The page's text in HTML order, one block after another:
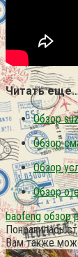
Читать
Обзор
Обзор
Обзор
Обзор
baofeng обзор
Понравилась
Вам также